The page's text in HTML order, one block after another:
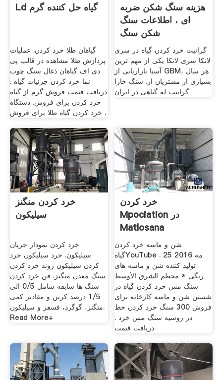
Ld گیاه حل کننده گرم
گیاهان طلا خرد کردن. عملیات
پردازش طلا مشاهده در قالب پی
دی اف گیاهان ذغال سنگ چوب
نما خرد کردن جزئیات گیاه .
دریافت قیمت فروش گرم از گیاه
خرد کردن برای فروش. دستگاه
خرد کردن گیاه طلا برای فروش .
هزینه سنگ شکن ضربه
ای ، اطلاعات سنگ
شکن سنگ
گرانیت خرد کردن گیاه در سری
لانکا سری لانکا یکی از مهم ترین
آسیا بازاریابی از GBM، هر سال
بسیاری از مشتریان از. سنگ خارا
گرانیت له گیاهی در ایران
خرد کردن منگنز
سیلیکون
خرد کردن نمودار جریان
سیلیکون. خرد سیلیکون خرد
کردن سیلیکون روند خرد کردن
سنگ معدن منگنز. فن خرد کردن
سنگ ها سابقه شامل 0/5 الی
1/5 درصد کربن و مقادیر کمی
منگنز، گوگرد، فسفر و سیلیکون.
Read More+
خرد کردن
Mpociation در
Matlosana
شن و ماسه خرد کردن
گیاهYouTube . 25 مه 2016
تولید کننده شن و ماسه های
رنگی « محطم الشرق الأوسط
سنگ مس خرد کردن گیاه در
شستن شن و ماسه کارخانه برای
فروش 300 سنگ خرد کردن خط
در روسیه سنگ مس خرد .
دریافت قیمت